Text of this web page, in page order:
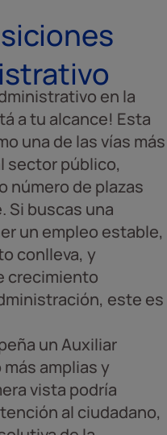
en la
a tu alcance! Esta
una de las vías más
sector público,
número de plazas
Si buscas una
un empleo estable,
conlleva, y
crecimiento
este es
un Auxiliar
amplias y
vista podría
al ciudadano,